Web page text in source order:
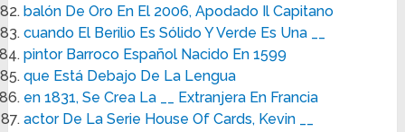
balón De Oro En El 2006, Apodado Il Capitano
cuando El Berilio Es Sólido Y Verde Es Una __
pintor Barroco Español Nacido En 1599
que Está Debajo De La Lengua
en 1831, Se Crea La __ Extranjera En Francia
actor De La Serie House Of Cards, Kevin __